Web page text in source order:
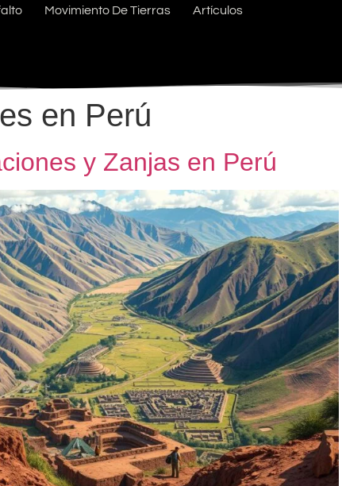
Movimiento De Tierras Artículos
en Perú
y Zanjas en Perú